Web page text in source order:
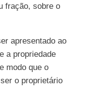
fração, sobre o
apresentado ao
a propriedade
modo que o
o proprietário